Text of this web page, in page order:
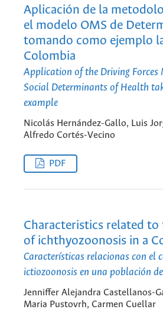
Aplicación de la
el modelo OMS de
tomando como ejemplo
Colombia
Application of the Driving
Social Determinants of Health
example
Nicolás Hernández-Gallo, Luis
Alfredo Cortés-Vecino
PDF
Characteristics related
of ichthyozoonosis in a
Características relacionas con el
ictiozoonosis en una población
Jenniffer Alejandra Castellanos-
Maria Pustovrh, Carmen Cuellar